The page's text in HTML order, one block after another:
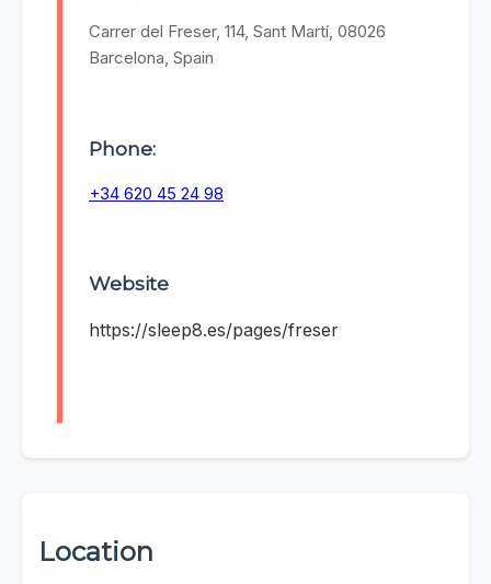
Carrer del Freser, 114, Sant Martí, 08026
Barcelona, Spain
Phone:
+34 620 45 24 98
Website
https://sleep8.es/pages/freser
Location